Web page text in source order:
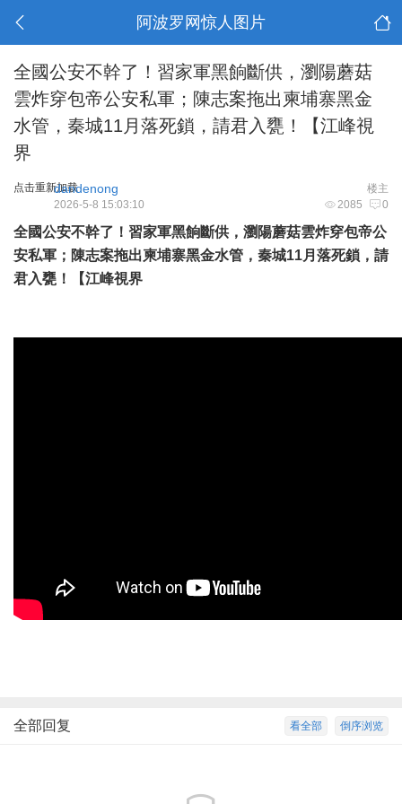
阿波罗网惊人图片
全國公安不幹了！習家軍黑餉斷供，瀏陽蘑菇
雲炸穿包帝公安私軍；陳志案拖出柬埔寨黑金
水管，秦城11月落死鎖，請君入甕！【江峰視
界
点击重新加载 楼主
dandenong
2085 0
2026-5-8 15:03:10
全國公安不幹了！習家軍黑餉斷供，瀏陽蘑菇雲炸穿包帝公
安私軍；陳志案拖出柬埔寨黑金水管，秦城11月落死鎖，請
君入甕！【江峰視界
倒序浏览
看全部
全部回复